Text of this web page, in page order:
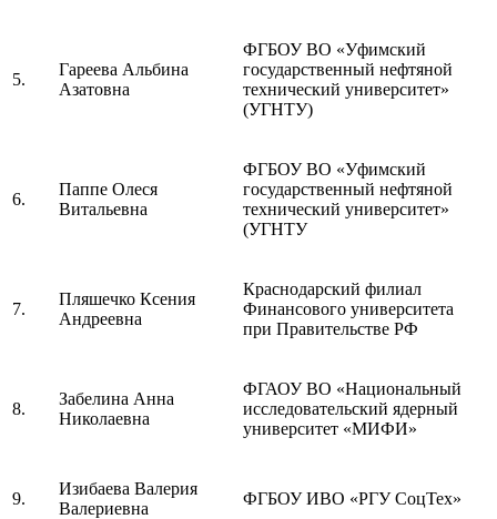
5.
Гареева Альбина
Азатовна
ФГБОУ ВО «Уфимский
государственный нефтяной
технический университет»
(УГНТУ)
6.
Паппе Олеся
Витальевна
ФГБОУ ВО «Уфимский
государственный нефтяной
технический университет»
(УГНТУ
7.
Пляшечко Ксения
Андреевна
Краснодарский филиал
Финансового университета
при Правительстве РФ
8.
Забелина Анна
Николаевна
ФГАОУ ВО «Национальный
исследовательский ядерный
университет «МИФИ»
9.
Изибаева Валерия
Валериевна
ФГБОУ ИВО «РГУ СоцТех»